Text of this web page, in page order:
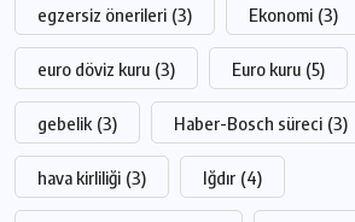
egzersiz önerileri (3) Ekonomi (3)
euro döviz kuru (3) Euro kuru (5)
gebelik (3) Haber-Bosch süreci (3)
hava kirliliği (3) Iğdır (4)